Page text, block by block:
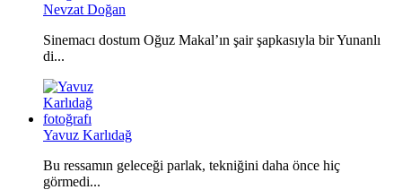
Nevzat Doğan
Sinemacı dostum Oğuz Makal’ın şair şapkasıyla bir Yunanlı
di...
Yavuz Karlıdağ
Bu ressamın geleceği parlak, tekniğini daha önce hiç
görmedi...